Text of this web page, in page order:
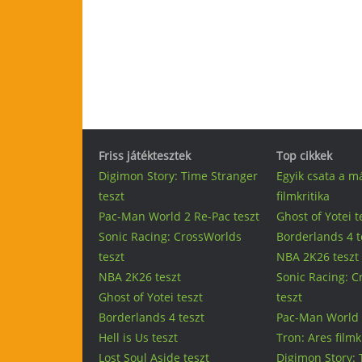
Friss játéktesztek
Digimon Story: Time Stranger
teszt
Pac-Man World 2 Re-Pac teszt
Sonic Racing: CrossWorlds
teszt
NBA 2K26 teszt
Ghost of Yotei teszt
Borderlands 4 teszt
Hell is Us teszt
Lost Soul Aside teszt
Top cikkek
Egyik csata a
filmkritika
Ghost of Yotei
Borderlands 4
NBA 2K26 teszt
Sonic Racing:
teszt
Pac-Man World
Tron: Ares
Digimon Story: